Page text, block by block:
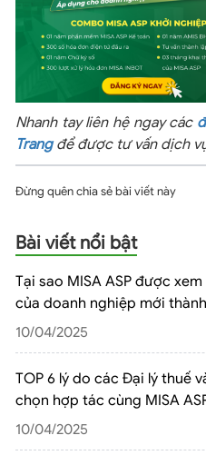
Nhanh tay liên hệ ngay các
Trangđể được tư vấn dịch
Đừng quên chia sẻ bài viết này
Bài viết nổi bật
Tại sao MISA ASP được
của doanh nghiệp mới
10/04/2025
TOP 6 lý do các Đại lý thuế
chọn hợp tác cùng MISA
10/04/2025